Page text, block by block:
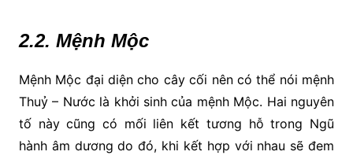
2.2. Mệnh Mộc
Mệnh Mộc đại diện cho cây cối nên có thể nói mệnh
Thuỷ – Nước là khởi sinh của mệnh Mộc. Hai nguyên
tố này cũng có mối liên kết tương hỗ trong Ngũ
hành âm dương do đó, khi kết hợp với nhau sẽ đem